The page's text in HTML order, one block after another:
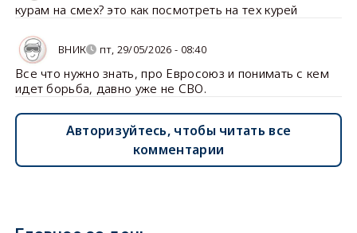
курам на смех? это как посмотреть на тех курей
ВНИК пт, 29/05/2026 - 08:40
Все что нужно знать, про Евросоюз и понимать с кем
идет борьба, давно уже не СВО.
Авторизуйтесь, чтобы читать все
комментарии